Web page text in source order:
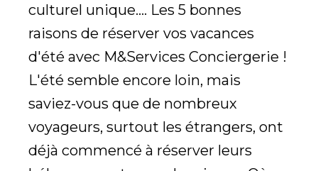
culturel unique.... Les 5 bonnes
raisons de réserver vos vacances
d'été avec M&Services Conciergerie !
L'été semble encore loin, mais
saviez-vous que de nombreux
voyageurs, surtout les étrangers, ont
déjà commencé à réserver leurs